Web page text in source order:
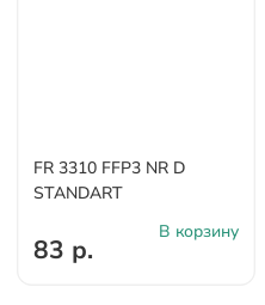
FR 3310 FFP3 NR D
STANDART
83 р.
В корзину